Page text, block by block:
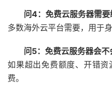
问4：免费云服务器需要
多数海外云平台需要，用于
问5：免费云服务器会不
如果超出免费额度、开错
费。